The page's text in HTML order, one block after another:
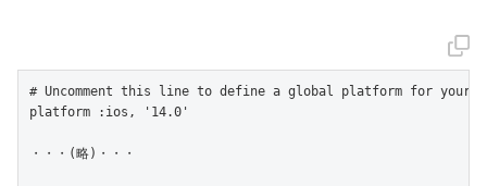
# Uncomment this line to define a global platform for your
platform :ios, '14.0'
・・・(略)・・・